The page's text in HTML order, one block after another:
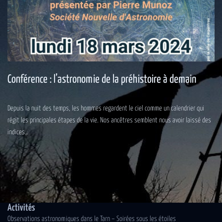
Conférence : l’astronomie de la préhistoire à demain
Depuis la nuit des temps, les hommes regardent le ciel comme un calendrier qui
régit les principales étapes de la vie. Nos ancêtres semblent nous avoir laissé des
indices…
Activités
Observations astronomiques dans le Tarn – Soirées sous les étoiles